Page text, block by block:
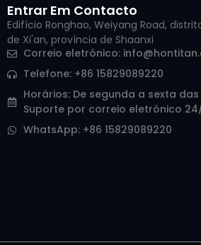
Entrar Em Contacto
Edifício Ronghao, Weiyang Road,
de Xi'an, província de Shaanxi
Correio eletrónico:
Telefone: +86 15829089220
Horários: De segunda a sexta das
Suporte por correio eletrónico
WhatsApp: +86 15829089220